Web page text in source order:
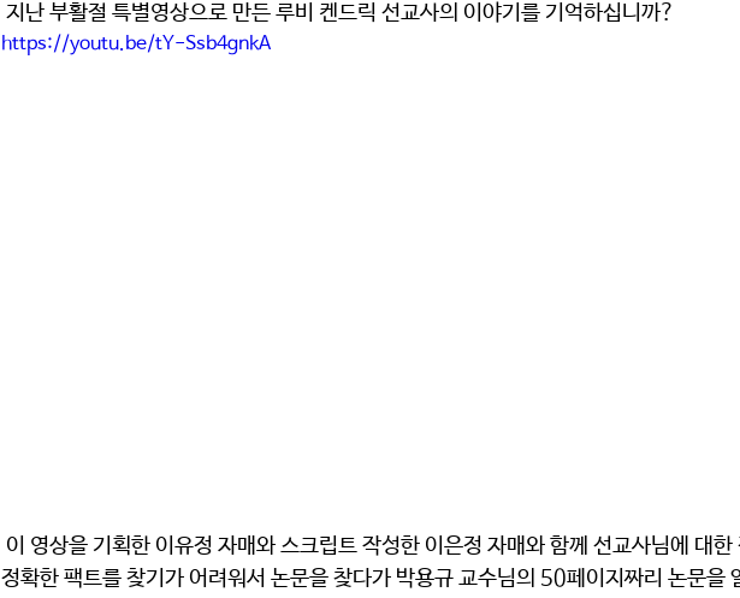
지난 부활절 특별영상으로 만든 루비 켄드릭 선교사의 이야기를 기억하십니까?
https://youtu.be/tY-Ssb4gnkA
정확한 팩트를 찾기가 어려워서 논문을 찾다가 박용규 교수님의 50페이지짜리 논문을